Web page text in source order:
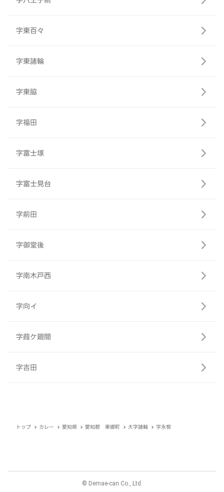
字東百々
字東諸輪
字東脇
字福田
字富士塚
字富士見台
字前田
字御堂後
字南木戸西
字向イ
字葭ケ廻間
字吉田
トップ カレー 愛知県 愛知郡 東郷町 大字諸輪 字永根
© Demae-can Co., Ltd.